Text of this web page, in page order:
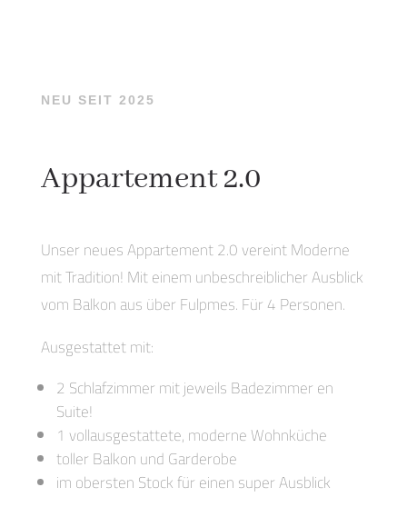
NEU SEIT 2025
Appartement 2.0
Unser neues Appartement 2.0 vereint Moderne
mit Tradition! Mit einem unbeschreiblicher Ausblick
vom Balkon aus über Fulpmes. Für 4 Personen.
Ausgestattet mit:
2 Schlafzimmer mit jeweils Badezimmer en
Suite!
1 vollausgestattete, moderne Wohnküche
toller Balkon und Garderobe
im obersten Stock für einen super Ausblick